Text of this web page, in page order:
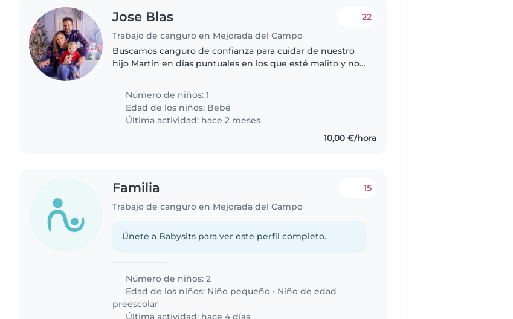
Jose Blas
Trabajo de canguro en Mejorada del Campo
22
Buscamos canguro de confianza para cuidar de nuestro
hijo Martín en días puntuales en los que esté malito y no
responsable, cariñosa..
Número de niños: 1
Edad de los niños: Bebé
Última actividad: hace 2 meses
10,00 €/hora
Familia
Trabajo de canguro en Mejorada del Campo
15
Únete a Babysits para ver este perfil completo.
Número de niños: 2
Edad de los niños: Niño pequeño • Niño de edad
preescolar
Última actividad: hace 4 días